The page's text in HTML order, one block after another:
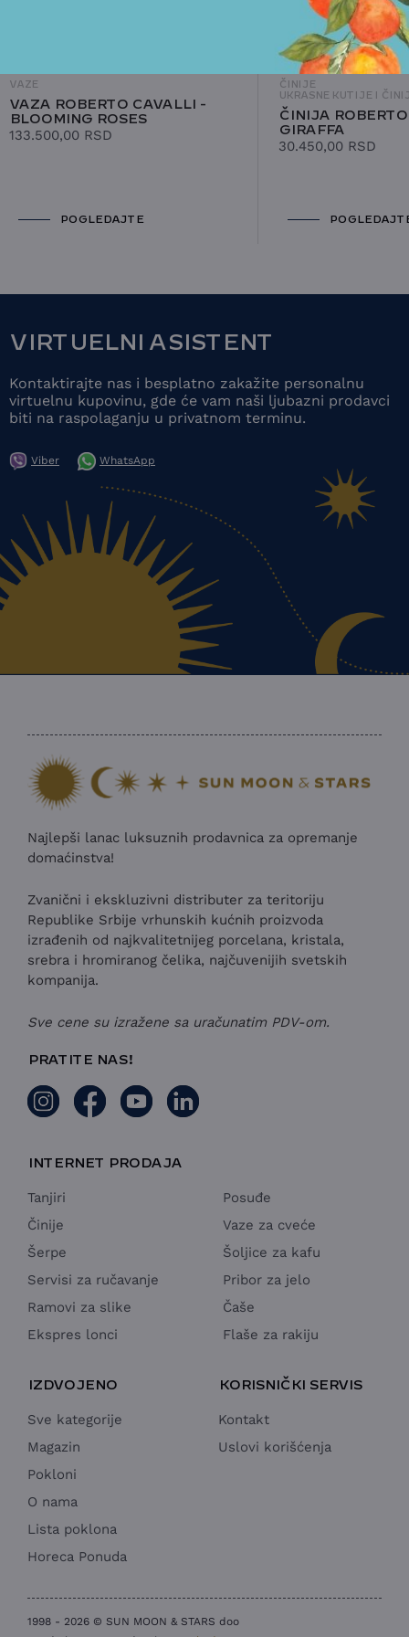
VAZE
VAZA ROBERTO CAVALLI -
BLOOMING ROSES
133.500,00 RSD
POGLEDAJTE
ČINIJE
UKRASNE KUTIJE I
ČINIJA
GIRAFFA
30.450,00 RSD
VIRTUELNI ASISTENT
Kontaktirajte nas i besplatno zakažite personalnu
virtuelnu kupovinu, gde će vam naši ljubazni prodavci
biti na raspolaganju u privatnom terminu.
Viber WhatsApp
Najlepši lanac luksuznih prodavnica za opremanje
domaćinstva!
Zvanični i ekskluzivni distributer za teritoriju
Republike Srbije vrhunskih kućnih proizvoda
izrađenih od najkvalitetnijeg porcelana, kristala,
srebra i hromiranog čelika, najčuvenijih svetskih
kompanija.
Sve cene su izražene sa uračunatim PDV-om.
PRATITE NAS!
INTERNET PRODAJA
Tanjiri
Činije
Šerpe
Servisi za ručavanje
Ramovi za slike
Ekspres lonci
Posuđe
Vaze za cveće
Šoljice za kafu
Pribor za jelo
Čaše
Flaše za rakiju
IZDVOJENO
Sve kategorije
Magazin
Pokloni
O nama
Lista poklona
Horeca Ponuda
KORISNIČKI SERVIS
Kontakt
Uslovi korišćenja
1998 - 2026 © SUN MOON & STARS doo